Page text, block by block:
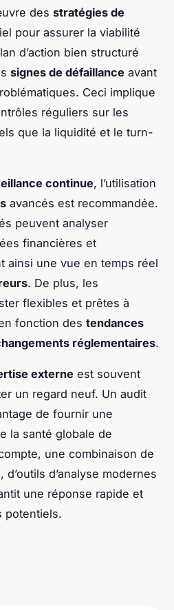
des stratégies de
pour assurer la viabilité
d’action bien structuré
signes de défaillance avant
Ceci implique
réguliers sur les
que la liquidité et le turn-
continue, l’utilisation
avancés est recommandée.
peuvent analyser
financières et
ainsi une vue en temps réel
. De plus, les
flexibles et prêtes à
fonction des tendances
réglementaires.
externe est souvent
un regard neuf. Un audit
de fournir une
la santé globale de
une combinaison de
, d’outils d’analyse modernes
une réponse rapide et
potentiels.